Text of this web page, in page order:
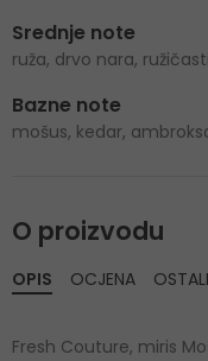
Srednje note
ruža, drvo nara,
Bazne note
mošus, kedar,
O proizvodu
OPIS
Fresh Couture, miris
OCJENA